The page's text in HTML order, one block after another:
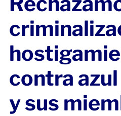
contra
y sus